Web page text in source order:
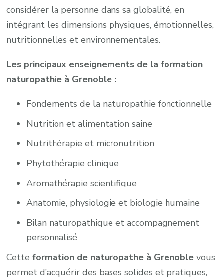
considérer la personne dans sa globalité, en
intégrant les dimensions physiques, émotionnelles,
nutritionnelles et environnementales.
Les principaux enseignements de la formation
naturopathie à Grenoble :
Fondements de la naturopathie fonctionnelle
Nutrition et alimentation saine
Nutrithérapie et micronutrition
Phytothérapie clinique
Aromathérapie scientifique
Anatomie, physiologie et biologie humaine
Bilan naturopathique et accompagnement
personnalisé
Cetteformation de naturopathe à Grenoble vous
permet d’acquérir des bases solides et pratiques,